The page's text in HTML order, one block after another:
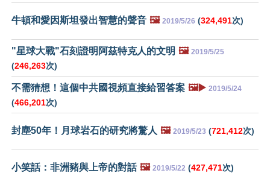
牛頓和愛因斯坦發出智慧的聲音 🖼️ 2019/5/26 (324,491次)
"星球大戰"石刻證明阿茲特克人的文明 🖼️ 2019/5/25
(246,263次)
不需猜想！這個中共國視頻直接給習答案 🖼️▶️ 2019/5/24
(466,201次)
封塵50年！月球岩石的研究將驚人 🖼️ 2019/5/23 (721,412次)
小笑話：非洲豬與上帝的對話 🖼️ 2019/5/22 (427,471次)